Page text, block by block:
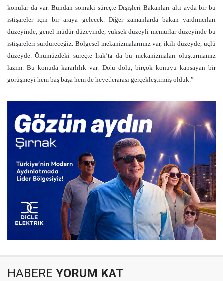
konular da var. Bundan sonraki süreçte Dışişleri Bakanları altı ayda bir bu
istişareler için bir araya gelecek. Diğer zamanlarda bakan yardımcıları
düzeyinde, genel müdür düzeyinde, yüksek düzeyli memurlar düzeyinde bu
istişareleri sürdüreceğiz. Bölgesel mekanizmalarımız var, ikili düzeyde, üçlü
düzeyde. Önümüzdeki süreçte Irak’ta da bu mekanizmaları oluşturmamız
lazım. Bu konuda kararlılık var. Dolu dolu, birçok konuyu kapsayan bir
görüşmeyi hem baş başa hem de heyetlerarası gerçekleştirmiş olduk.”
HABERE YORUM KAT